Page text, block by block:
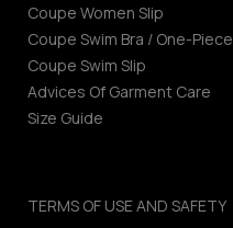
Coupe Women Slip
Coupe Swim Bra / One-Piece
Coupe Swim Slip
Advices Of Garment Care
Size Guide
TERMS OF USE AND SAFETY